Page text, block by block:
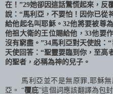
在！”29她卻因這話驚慌起來，反
說：“馬利亞，不要怕！因你已從
給他起名叫耶穌。32他將要被尊
他祖大衛的王位賜給他，33他要
沒有窮盡。”34馬利亞對天使說：
天使回答：“聖靈要臨到你，至高
的聖者，必稱為神的兒子。
馬利亞並不是無原罪 耶穌無
亞。 “覆庇”這個詞應該翻譯為包